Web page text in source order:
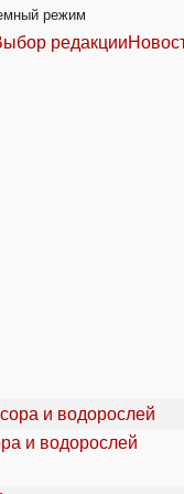
режим
редакции
и водорослей